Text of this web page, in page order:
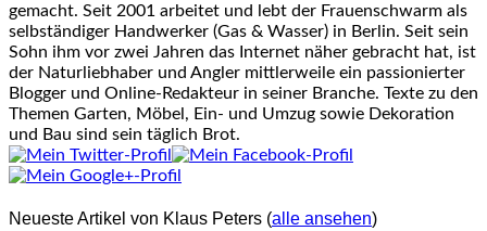
gemacht. Seit 2001 arbeitet und lebt der Frauenschwarm als
selbständiger Handwerker (Gas & Wasser) in Berlin. Seit sein
Sohn ihm vor zwei Jahren das Internet näher gebracht hat, ist
der Naturliebhaber und Angler mittlerweile ein passionierter
Blogger und Online-Redakteur in seiner Branche. Texte zu den
Themen Garten, Möbel, Ein- und Umzug sowie Dekoration
und Bau sind sein täglich Brot.
Neueste Artikel von Klaus Peters (alle ansehen)